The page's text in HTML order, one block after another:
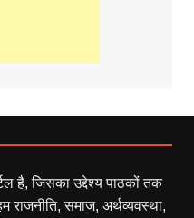
है, जिसका उद्देश्य पाठकों तक
राजनीति, समाज, अर्थव्यवस्था,